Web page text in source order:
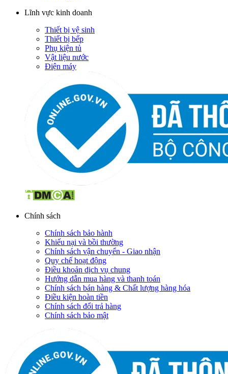
Lĩnh vực kinh doanh
Thiết bị vệ sinh
Thiết bị bếp
Phụ kiện tủ
Vật liệu nước
Điện máy
Chính sách
Chính sách bảo hành
Khiếu nại và bồi thường
Chính sách vận chuyển - Giao nhận
Quy chế hoạt động
Điều khoản dịch vụ chung
Hướng dẫn mua hàng và thanh toán
Chính sách bán hàng & Chất lượng hàng hóa
Điều kiện hoàn tiền
Chính sách đổi trả hàng
Chính sách bảo mật